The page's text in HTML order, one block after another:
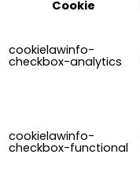
Cookie
cookielawinfo-
checkbox-analytics
cookielawinfo-
checkbox-functional